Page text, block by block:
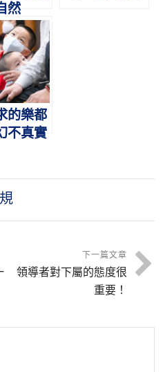
然
的樂都
不真實
下一篇文章
領導者對下屬的態度很
重要！